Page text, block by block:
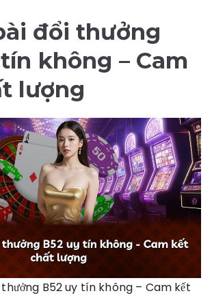
đổi thưởng
không – Cam
lượng
B52 uy tín không – Cam kết